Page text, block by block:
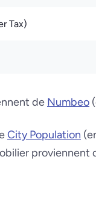
Tax)
de Numbeo
City Population
proviennent